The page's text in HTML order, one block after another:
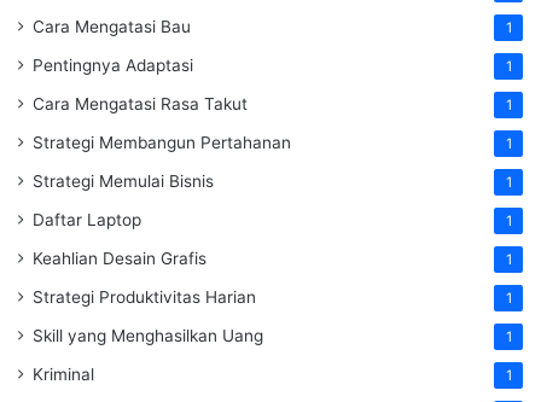
Cara Mengatasi Bau 1
Pentingnya Adaptasi 1
Cara Mengatasi Rasa Takut 1
Strategi Membangun Pertahanan 1
Strategi Memulai Bisnis 1
Daftar Laptop 1
Keahlian Desain Grafis 1
Strategi Produktivitas Harian 1
Skill yang Menghasilkan Uang 1
Kriminal 1